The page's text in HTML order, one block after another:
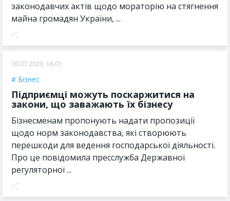
законодавчих актів щодо мораторію на стягнення
майна громадян України, ...
30.07.2020, 16:01
Бізнес
Підприємці можуть поскаржитися на
закони, що заважають їх бізнесу
Бізнесменам пропонують надати пропозиції
щодо норм законодавства, які створюють
перешкоди для ведення господарської діяльності.
Про це повідомила пресслужба Державної
регуляторної ...